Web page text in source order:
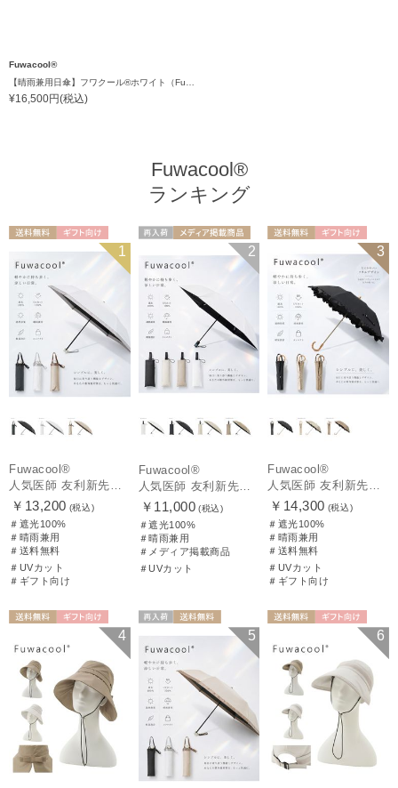
Fuwacool®
¥16,500円(税込)
Fuwacool®
ランキング
ギフト向け
1
Fuwacool®
人気医師 友利新先生がほんきで作った”絶対に忘れない誰でも日傘” 50【晴雨兼用折りたたみ日傘】フワクール® (Fuwacool®) 雨の日OK 軽量 遮光100% UV100%
￥13,200 (税込)
＃遮光100%
＃晴雨兼用
＃送料無料
＃UVカット
＃ギフト向け
メディア掲載商 2
Fuwacool®
人気医師 友利新先生がほんきで作った”絶対に忘れない誰でも日傘”ワンタッチ開閉日傘【晴雨兼用折りたたみ日傘】フワクール® (Fuwacool®) 雨の日OK 軽量 遮光100% UV100％
￥11,000 (税込)
＃遮光100%
＃晴雨兼用
＃メディア掲載商品
＃UVカット
ギフト向け
WOMEN
3
Fuwacool®
人気医師 友利新先生がほんきで作った”絶対に忘れない誰でも日傘” エレガント派のバンブーフリル【晴雨兼用日傘】フワクール® (Fuwacool®) 雨の日OK 軽量 遮光100% UV100％
￥14,300 (税込)
＃遮光100%
＃晴雨兼用
＃送料無料
＃UVカット
＃ギフト向け
ギフト向け
WOMEN
4 5
ギフト向け
WOMEN
6